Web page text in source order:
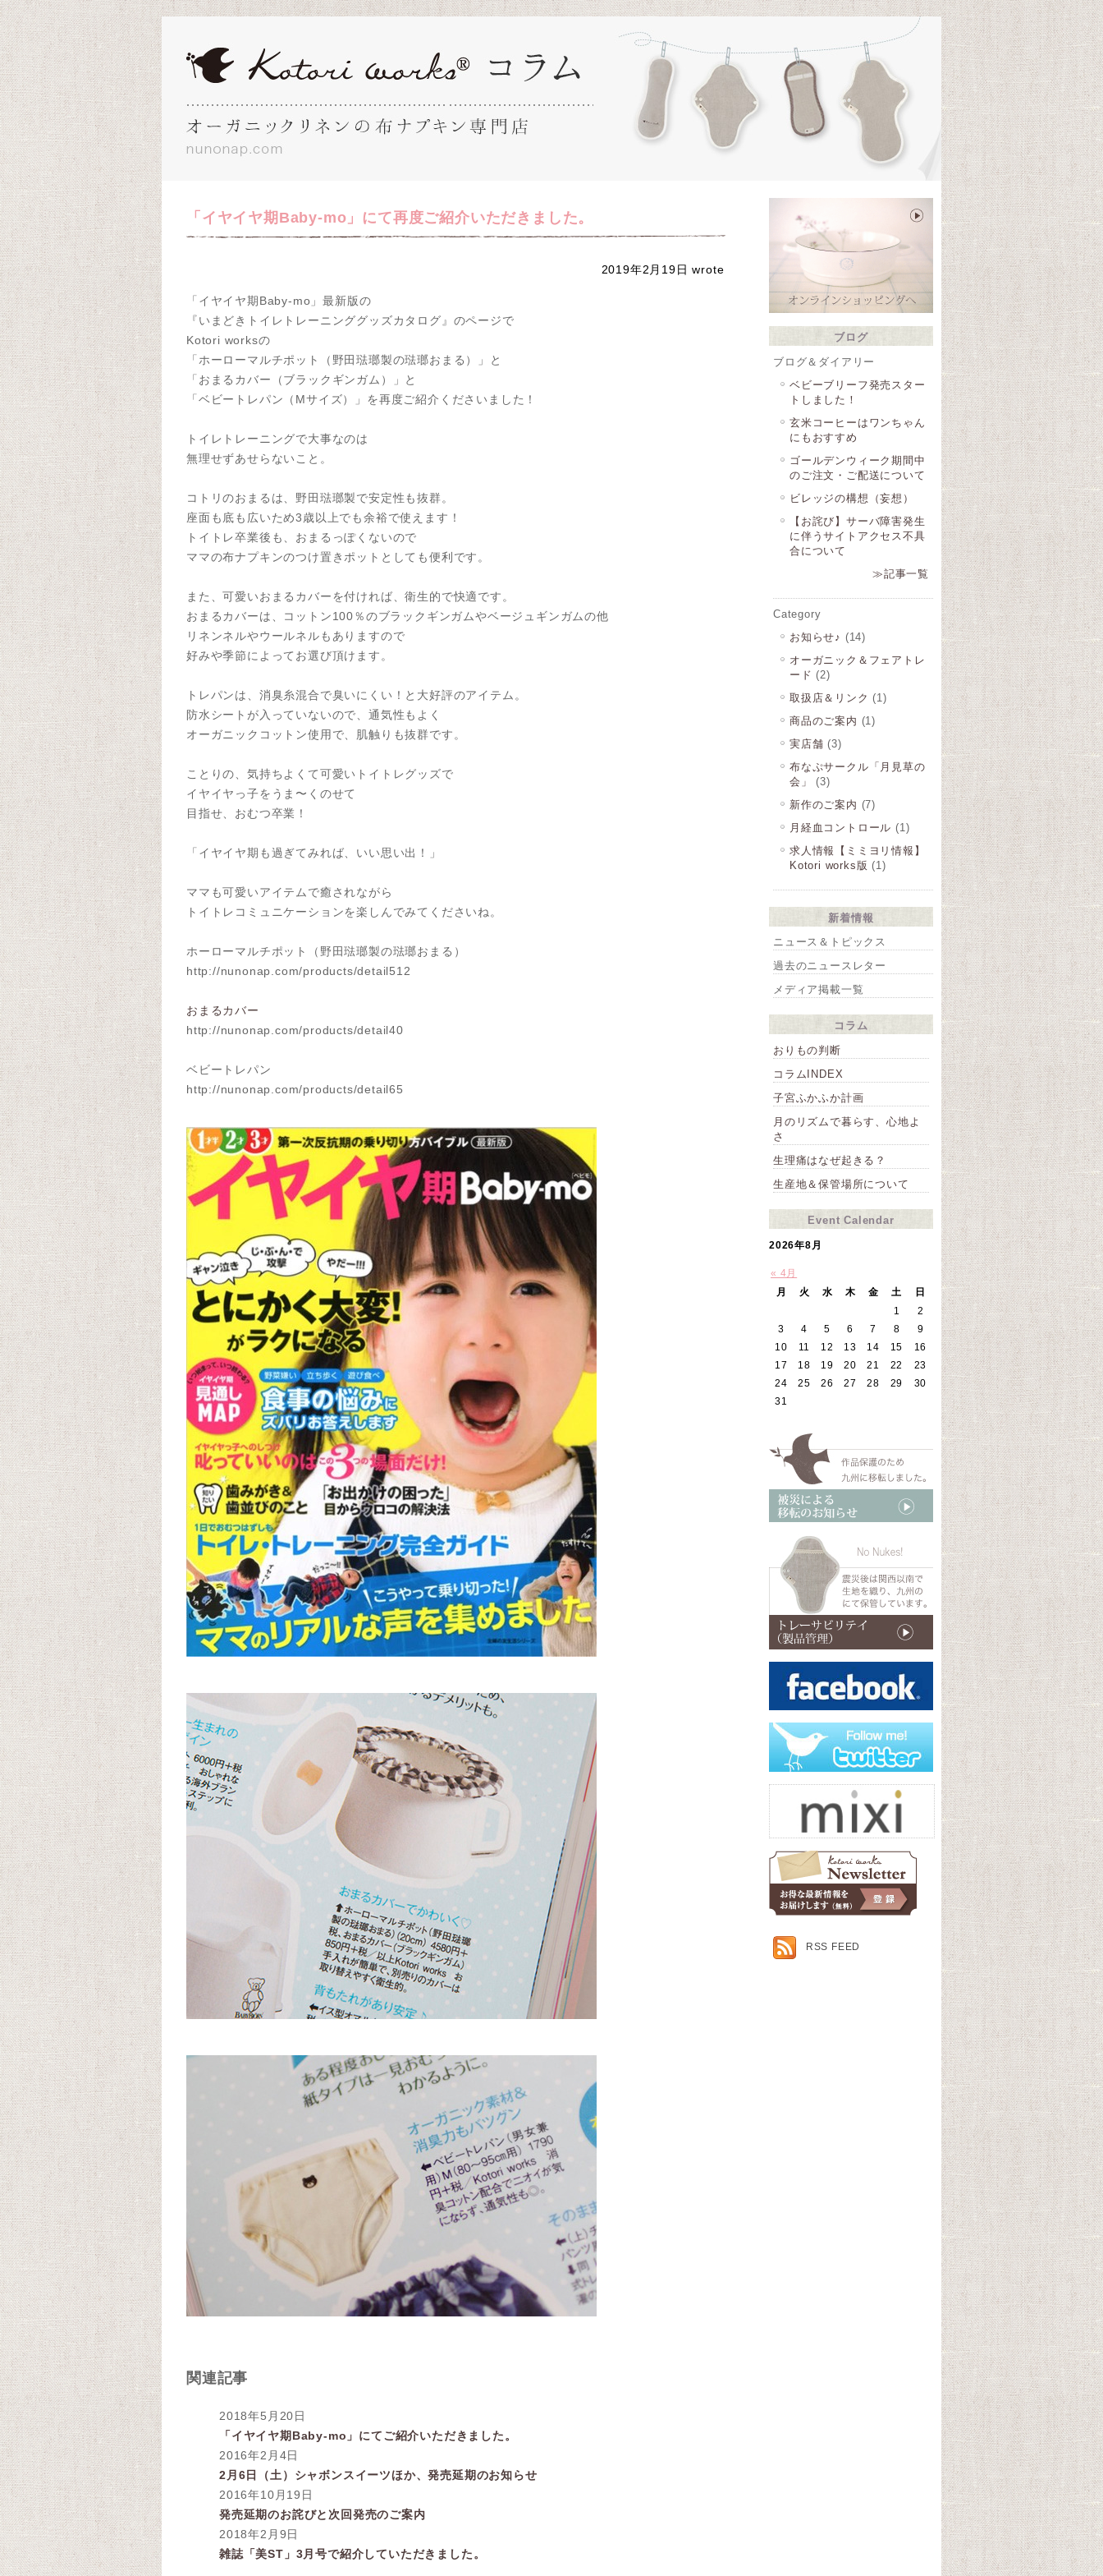
「イヤイヤ期Baby-mo」にて再度ご紹介いただきました。
2019年2月19日 wrote
「イヤイヤ期Baby-mo」最新版の
『いまどきトイレトレーニンググッズカタログ』のページで
Kotori worksの
「ホーローマルチポット（野田琺瑯製の琺瑯おまる）」と
「おまるカバー（ブラックギンガム）」と
「ベビートレパン（Mサイズ）」を再度ご紹介くださいました！
トイレトレーニングで大事なのは
無理せずあせらないこと。
コトリのおまるは、野田琺瑯製で安定性も抜群。
座面も底も広いため3歳以上でも余裕で使えます！
トイトレ卒業後も、おまるっぽくないので
ママの布ナプキンのつけ置きポットとしても便利です。
また、可愛いおまるカバーを付ければ、衛生的で快適です。
おまるカバーは、コットン100％のブラックギンガムやベージュギンガムの他
リネンネルやウールネルもありますので
好みや季節によってお選び頂けます。
トレパンは、消臭糸混合で臭いにくい！と大好評のアイテム。
防水シートが入っていないので、通気性もよく
オーガニックコットン使用で、肌触りも抜群です。
ことりの、気持ちよくて可愛いトイトレグッズで
イヤイヤっ子をうま〜くのせて
目指せ、おむつ卒業！
「イヤイヤ期も過ぎてみれば、いい思い出！」
ママも可愛いアイテムで癒されながら
トイトレコミュニケーションを楽しんでみてくださいね。
ホーローマルチポット（野田琺瑯製の琺瑯おまる）
http://nunonap.com/products/detail512
おまるカバー
http://nunonap.com/products/detail40
ベビートレパン
http://nunonap.com/products/detail65
関連記事
2018年5月20日
「イヤイヤ期Baby-mo」にてご紹介いただきました。
2016年2月4日
2月6日（土）シャボンスイーツほか、発売延期のお知らせ
2016年10月19日
発売延期のお詫びと次回発売のご案内
2018年2月9日
雑誌「美ST」3月号で紹介していただきました。
ブログ
ブログ＆ダイアリー
ベビーブリーフ発売スター
トしました！
玄米コーヒーはワンちゃん
にもおすすめ
ゴールデンウィーク期間中
のご注文・ご配送について
ビレッジの構想（妄想）
【お詫び】サーバ障害発生
に伴うサイトアクセス不具
合について
≫記事一覧
Category
お知らせ♪ (14)
オーガニック＆フェアトレ
ード (2)
取扱店＆リンク (1)
商品のご案内 (1)
実店舗 (3)
布なぷサークル「月見草の
会」
(3)
新作のご案内 (7)
月経血コントロール (1)
求人情報【ミミヨリ情報】
Kotori works版 (1)
新着情報
ニュース＆トピックス
過去のニュースレター
メディア掲載一覧
コラム
おりもの判断
コラムINDEX
子宮ふかふか計画
月のリズムで暮らす、心地よ
さ
生理痛はなぜ起きる？
生産地＆保管場所について
Event Calendar
2026年8月
« 4月
月
火 水 木 金 土
日
1
2
3
4 5 6 7 8
9
10
11 12 13 14 15
16
17
18 19 20 21 22
23
24
25 26 27 28 29
30
31
RSS FEED